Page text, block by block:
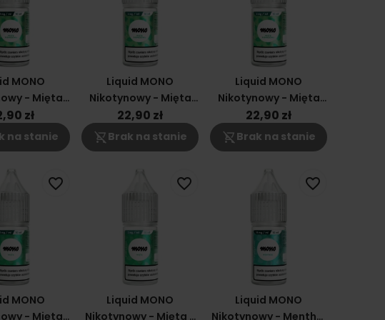
MONO
- Mięta
18mg
zł
na stanie
Liquid MONO
Nikotynowy - Mięta
Pieprzowa 12mg
22,90 zł
shopping_cart_off Brak na stanie
Liquid MONO
Nikotynowy - Mięta
Pieprzowa 6mg
22,90 zł
shopping_cart_off Brak na stanie
MONO
- Mięta
favorite_border
Liquid MONO
Nikotynowy - Mięta -
favorite_border
Liquid MONO
Nikotynowy - Menthol
favorite_border